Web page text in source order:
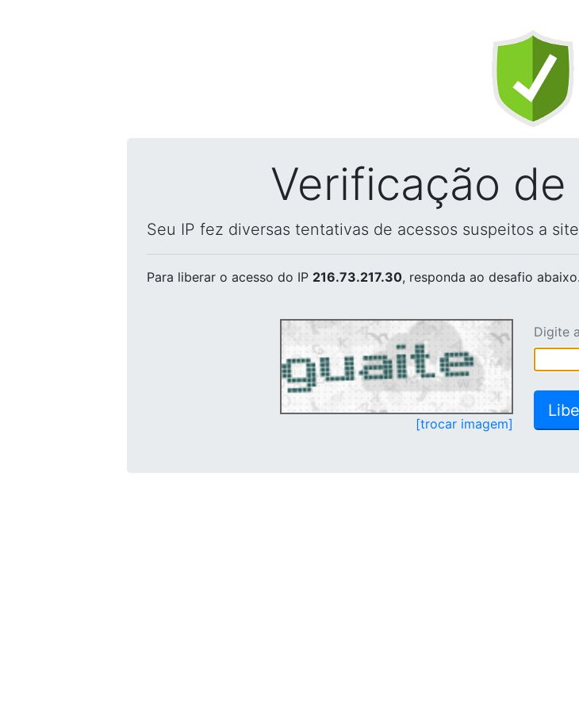
Verificação
Seu IP fez diversas tentativas de acessos suspeitos a
Para liberar o acesso do IP 216.73.217.30, responda ao desafio abaixo.
[trocar imagem]
Digite